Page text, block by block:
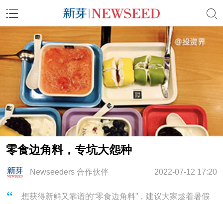
零食边角料，专坑大怨种
2022-07-12 17:20
Newseeders 合作伙伴
想获得新鲜又靠谱的“零食边角料”，建议大家趁着暑假